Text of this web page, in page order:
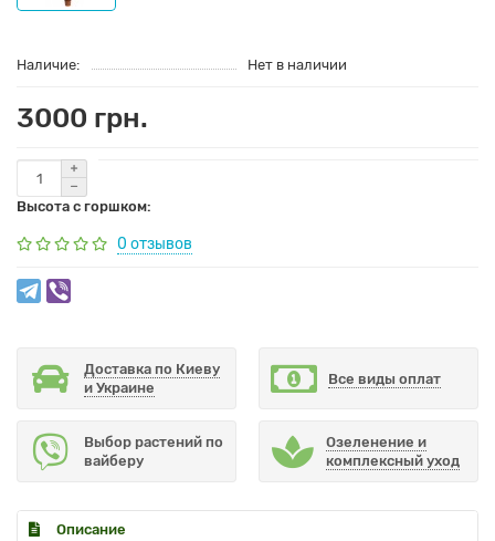
Наличие: Нет в наличии
3000 грн.
Высота с горшком:
0 отзывов
Доставка по Киеву
и Украине
Все виды оплат
Выбор растений по
вайберу
Озеленение и
комплексный уход
Описание